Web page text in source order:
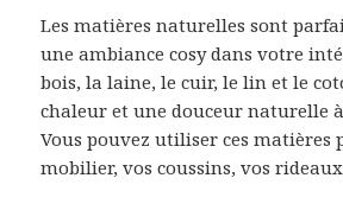
Les matières naturelles sont
une ambiance cosy dans votre
bois, la laine, le cuir, le lin et le
chaleur et une douceur naturelle
Vous pouvez utiliser ces matières
mobilier, vos coussins, vos